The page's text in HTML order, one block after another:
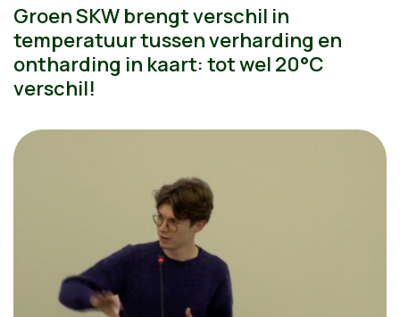
Groen SKW brengt verschil in
temperatuur tussen verharding en
ontharding in kaart: tot wel 20°C
verschil!